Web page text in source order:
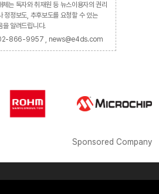
체는 독자와 취재원 등 뉴스이용자의 권리
정정보도, 추후보도를 요청할 수 있는
을 알려드립니다.
02-866-9957 , news@e4ds.com
Sponsored Company